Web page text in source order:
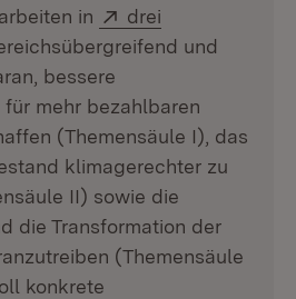
in
Extern:
drei
in neuem Fenster)
und
bessere
mehr bezahlbaren
(Themensäule I), das
klimagerechter zu
II) sowie die
die Transformation der
(Themensäule
konkrete